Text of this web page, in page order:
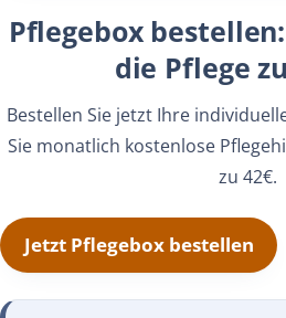
Pflegebox
die Pflege
Bestellen Sie jetzt Ihre
Sie monatlich kostenlose
zu 42€.
Jetzt Pflegebox bestellen